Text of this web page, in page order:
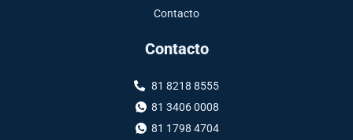
Contacto
Contacto
81 8218 8555
81 3406 0008
81 1798 4704